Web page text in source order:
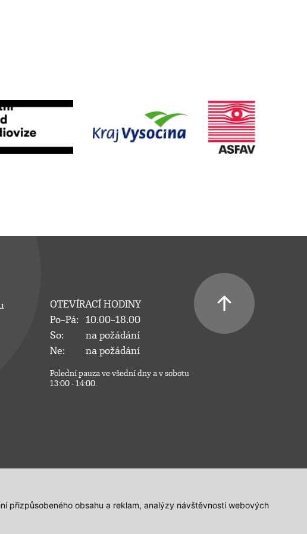
přizpůsobeného obsahu a reklam, analýzy návštěvnosti webových
OTEVÍRACÍ HODINY
Po–Pá:
10.00–18.00
So:
na požádání
Ne:
na požádání
Polední pauza ve všední dny a v sobotu
13:00 - 14:00.